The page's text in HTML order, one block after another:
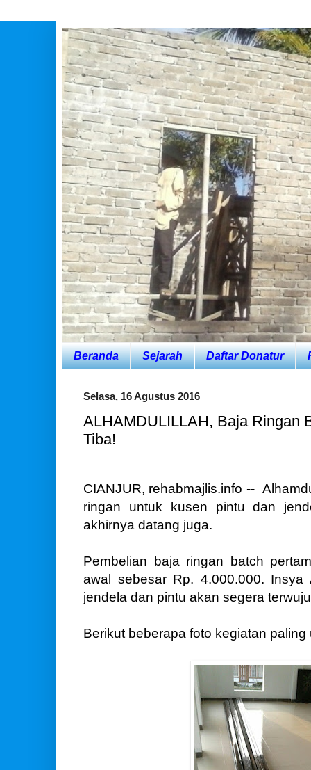
Beranda Sejarah Daftar Donatur
Selasa, 16 Agustus 2016
ALHAMDULILLAH, Baja Ringan
Tiba!
CIANJUR, rehabmajlis.info --
ringan untuk kusen pintu dan
akhirnya datang juga.
Pembelian baja ringan batch
awal sebesar Rp. 4.000.000. Insya
jendela dan pintu akan segera
Berikut beberapa foto kegiatan